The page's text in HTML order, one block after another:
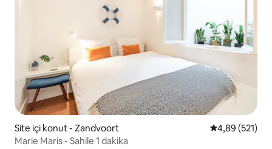
Site içi konut - Zandvoort 5 üzerinden
4,89 (521)
Marie Maris - Sahile 1 dakika